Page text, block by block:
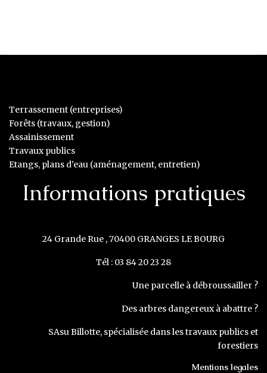
Terrassement (entreprises)
Forêts (travaux, gestion)
Assainissement
Travaux publics
Etangs, plans d'eau (aménagement, entretien)
Informations pratiques
24 Grande Rue , 70400 GRANGES LE BOURG
Tél : 03 84 20 23 28
Une parcelle à débroussailler ?
Des arbres dangereux à abattre ?
SAsu Billotte, spécialisée dans les travaux publics et
forestiers
Mentions legales